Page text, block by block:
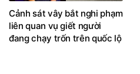
Cảnh sát vây bắt nghi phạm
liên quan vụ giết người
đang chạy trốn trên quốc lộ